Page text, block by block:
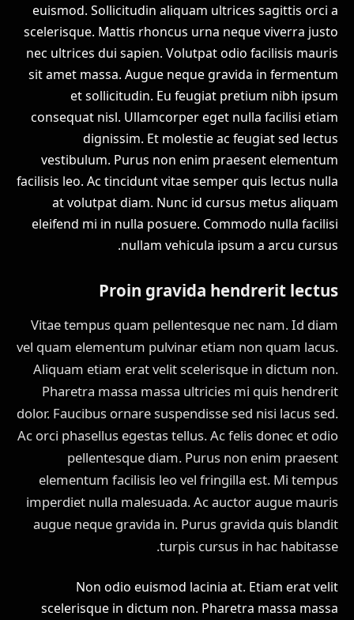
euismod. Sollicitudin aliquam ultrices sagittis orci a
scelerisque. Mattis rhoncus urna neque viverra justo
nec ultrices dui sapien. Volutpat odio facilisis mauris
sit amet massa. Augue neque gravida in fermentum
et sollicitudin. Eu feugiat pretium nibh ipsum
consequat nisl. Ullamcorper eget nulla facilisi etiam
dignissim. Et molestie ac feugiat sed lectus
vestibulum. Purus non enim praesent elementum
facilisis leo. Ac tincidunt vitae semper quis lectus nulla
at volutpat diam. Nunc id cursus metus aliquam
eleifend mi in nulla posuere. Commodo nulla facilisi
nullam vehicula ipsum a arcu cursus.
Proin gravida hendrerit lectus
Vitae tempus quam pellentesque nec nam. Id diam
vel quam elementum pulvinar etiam non quam lacus.
Aliquam etiam erat velit scelerisque in dictum non.
Pharetra massa massa ultricies mi quis hendrerit
dolor. Faucibus ornare suspendisse sed nisi lacus sed.
Ac orci phasellus egestas tellus. Ac felis donec et odio
pellentesque diam. Purus non enim praesent
elementum facilisis leo vel fringilla est. Mi tempus
imperdiet nulla malesuada. Ac auctor augue mauris
augue neque gravida in. Purus gravida quis blandit
turpis cursus in hac habitasse.
Non odio euismod lacinia at. Etiam erat velit
scelerisque in dictum non. Pharetra massa massa